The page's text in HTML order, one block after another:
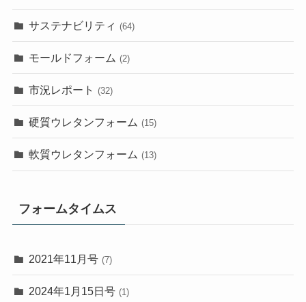
サステナビリティ (64)
モールドフォーム (2)
市況レポート (32)
硬質ウレタンフォーム (15)
軟質ウレタンフォーム (13)
フォームタイムス
2021年11月号 (7)
2024年1月15日号 (1)